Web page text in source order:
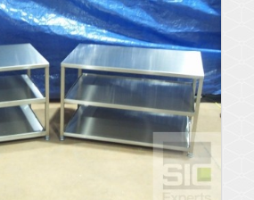
les détails